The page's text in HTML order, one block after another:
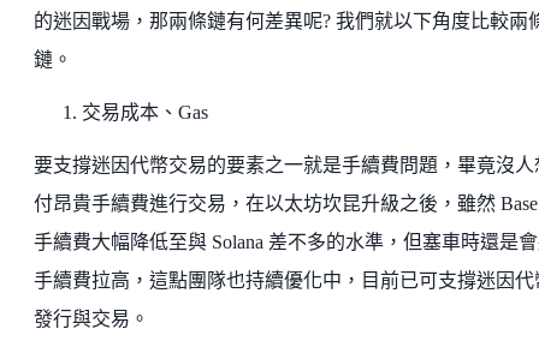
的迷因戰場，那兩條鏈有何差異呢? 我們就以下角度比較兩
鏈。
交易成本、Gas
要支撐迷因代幣交易的要素之一就是手續費問題，畢竟沒人
付昂貴手續費進行交易，在以太坊坎昆升級之後，雖然
手續費大幅降低至與 Solana 差不多的水準，但塞車時還是
手續費拉高，這點團隊也持續優化中，目前已可支撐迷因代
發行與交易。